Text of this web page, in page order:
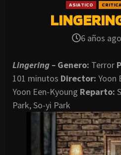
ASIATICO
6 años ago
Lingering – Genero: Terror
101 minutos Director: Yoon
Yoon Een-Kyoung Reparto:
Park, So-yi Park